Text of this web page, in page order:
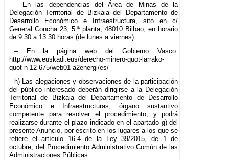
– En las dependencias del Área de Minas de la
Delegación Territorial de Bizkaia del Departamento de
Desarrollo Económico e Infraestructura, sito en c/
General Concha 23, 5.ª planta, 48010 Bilbao, en horario
de 9:30 a 13:30 horas (de lunes a viernes).
– En la página web del Gobierno Vasco:
http://www.euskadi.eus/derecho-minero-quot-larrako-
quot-n-12-675/web01-a2energi/es/
h) Las alegaciones y observaciones de la participación
del público interesado deberán dirigirse a la Delegación
Territorial de Bizkaia del Departamento de Desarrollo
Económico e Infraestructuras, órgano sustantivo
competente para resolver el procedimiento, y podrá
realizarse durante el plazo indicado en el apartado g) del
presente Anuncio, por escrito en los lugares a los que se
refiere el artículo 16.4 de la Ley 39/2015, de 1 de
octubre, del Procedimiento Administrativo Común de las
Administraciones Públicas.